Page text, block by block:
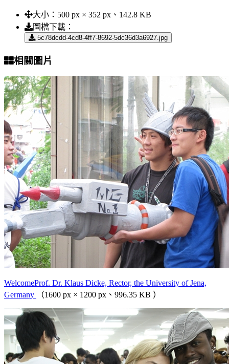
大小： 500 px × 352 px、142.8 KB
圖檔下載：
5c78dcdd-4cd8-4ff7-8692-5dc36d3a6927.jpg
相關圖片
WelcomeProf. Dr. Klaus Dicke, Rector, the University of Jena,
Germany
（1600 px × 1200 px、996.35 KB ）